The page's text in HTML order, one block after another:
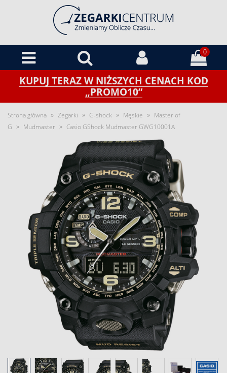
0
KUPUJ TERAZ W NIŻSZYCH CENACH KOD
„PROMO10”
Strona główna » Zegarki » G-shock » Męskie » Master of
G » Mudmaster » Casio GShock Mudmaster GWG10001A